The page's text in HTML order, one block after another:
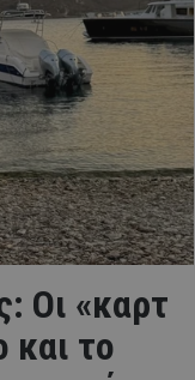
Οι «καρτ
και το